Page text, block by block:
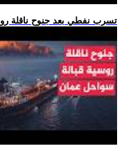
.. تسرب نفطي بعد جنوح ناقلة